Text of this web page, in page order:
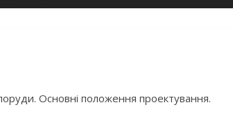
Основні положення проектування.